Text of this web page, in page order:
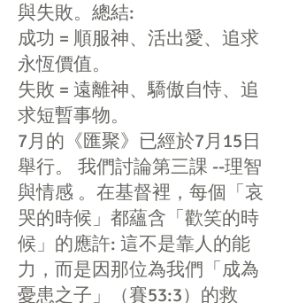
與失敗。總結:
成功 = 順服神、活出愛、追求
永恆價值。
失敗 = 遠離神、驕傲自恃、追
求短暫事物。
​7月的《匯聚》已經於7月15日
舉行。 我們討論第三課 --理智
與情感 。在基督裡，每個「哀
哭的時候」都蘊含「歡笑的時
候」的應許: 這不是靠人的能
力，而是因那位為我們「成為
憂患之子」（賽53:3）的救